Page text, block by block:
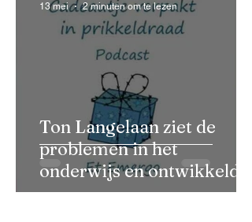
Ton Langelaan ziet de
problemen in het
onderwijs en ontwikkelde
een nieuwe visie en
13 mei 2 minuten om te lezen